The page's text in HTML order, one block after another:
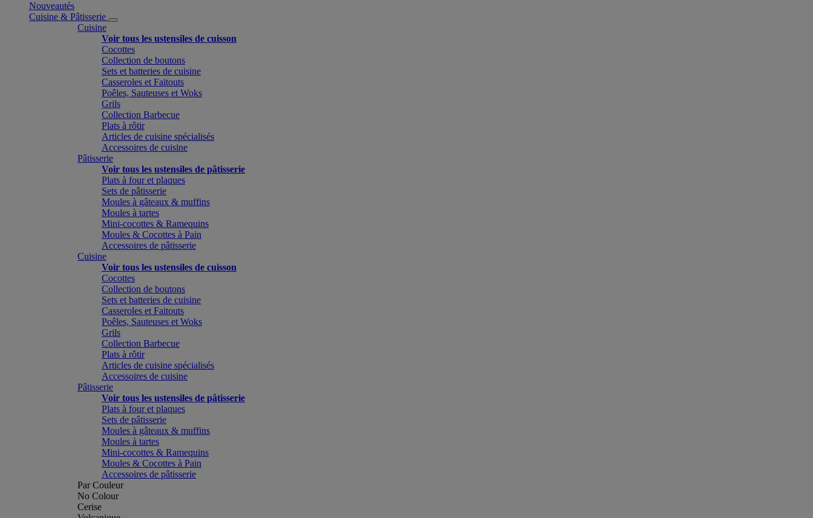
Nouveautés
Cuisine & Pâtisserie
Cuisine
Voir tous les ustensiles de cuisson
Cocottes
Collection de boutons
Sets et batteries de cuisine
Casseroles et Faitouts
Poêles, Sauteuses et Woks
Grils
Collection Barbecue
Plats à rôtir
Articles de cuisine spécialisés
Accessoires de cuisine
Pâtisserie
Voir tous les ustensiles de pâtisserie
Plats à four et plaques
Sets de pâtisserie
Moules à gâteaux & muffins
Moules à tartes
Mini-cocottes & Ramequins
Moules & Cocottes à Pain
Accessoires de pâtisserie
Cuisine
Voir tous les ustensiles de cuisson
Cocottes
Collection de boutons
Sets et batteries de cuisine
Casseroles et Faitouts
Poêles, Sauteuses et Woks
Grils
Collection Barbecue
Plats à rôtir
Articles de cuisine spécialisés
Accessoires de cuisine
Pâtisserie
Voir tous les ustensiles de pâtisserie
Plats à four et plaques
Sets de pâtisserie
Moules à gâteaux & muffins
Moules à tartes
Mini-cocottes & Ramequins
Moules & Cocottes à Pain
Accessoires de pâtisserie
Par Couleur
No Colour
Cerise